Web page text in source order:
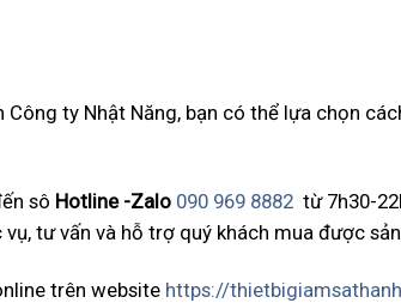
ty Nhật Năng, bạn có thể lựa chọn
sô Hotline -Zalo 090 969 8882 từ 7h30-
tư vấn và hỗ trợ quý khách mua được
trên website https://